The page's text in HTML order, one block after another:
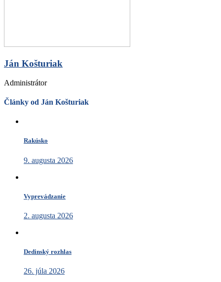
Ján Košturiak
Administrátor
Články od Ján Košturiak
Rakúsko
9. augusta 2026
Vyprevádzanie
2. augusta 2026
Dedinský rozhlas
26. júla 2026